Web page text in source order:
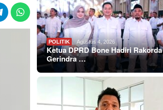
POLITIK Agustus 4, 2026
Ketua DPRD Bone Hadiri Rakorda
Gerindra …